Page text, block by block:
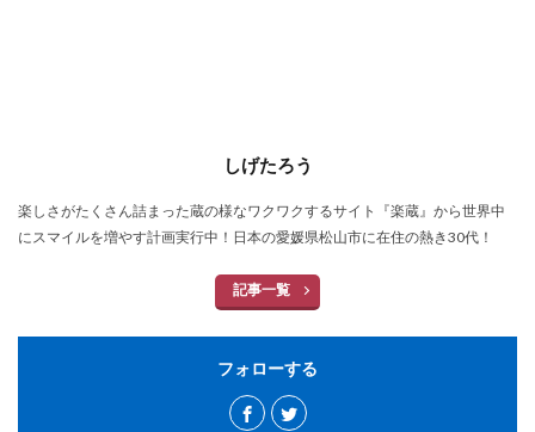
しげたろう
楽しさがたくさん詰まった蔵の様なワクワクするサイト『楽蔵』から世界中
にスマイルを増やす計画実行中！日本の愛媛県松山市に在住の熱き30代！
記事一覧
フォローする